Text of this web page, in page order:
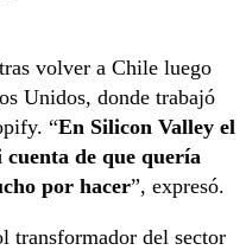
volver a Chile luego
Unidos, donde trabajó
“En Silicon Valley el
de que quería
por hacer”, expresó.
transformador del sector